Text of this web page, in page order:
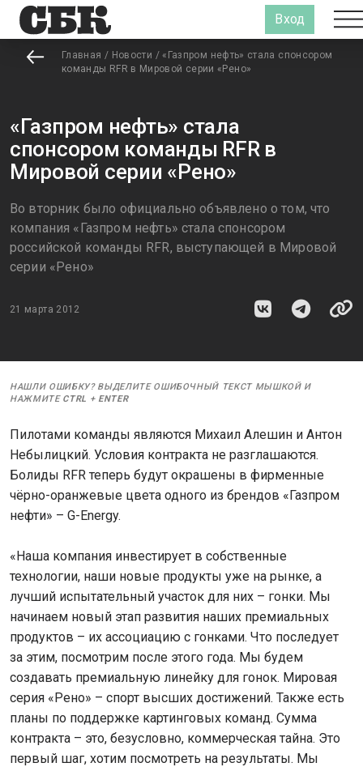
Вход
Главная / Новости / «Газпром нефть» стала спонсором
команды RFR в Мировой серии «Рено»
«Газпром нефть» стала
спонсором команды RFR в
Мировой серии «Рено»
Во вторник было официально объявлено о том, что
компания «Газпром нефть» стала спонсором
российской команды RFR, выступающей в Мировой
серии «Рено»
21 марта 2012
НАШЛИ ОШИБКУ? ВЫДЕЛИТЕ ОШИБОЧНЫЙ ТЕКСТ МЫШКОЙ И
НАЖМИТЕ CTRL + ENTER
Пилотами команды являются Михаил Алешин и Антон
Небылицкий. Условия контракта не разглашаются.
Болиды RFR теперь будут окрашены в фирменные
чёрно-оранжевые цвета одного из брендов «Газпром
нефти» – G-Energy.
«Наша компания инвестирует в собственные
технологии, наши новые продукты уже на рынке, а
лучший испытательный участок для них – гонки. Мы
начинаем новый этап развития наших премиальных
продуктов – их ассоциацию с гонками. Что последует
за этим, посмотрим после этого года. Мы будем
создавать премиальную линейку для гонок. Мировая
серия «Рено» – спорт высших достижений. Также есть
планы по поддержке картинговых команд. Сумма
контракта – это, безусловно, коммерческая тайна. Это
первый шаг, хотим посмотреть на результаты. Мы